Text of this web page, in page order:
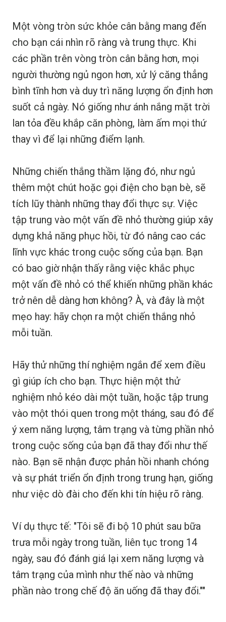
Một vòng tròn sức khỏe cân bằng mang đến
cho bạn cái nhìn rõ ràng và trung thực. Khi
các phần trên vòng tròn cân bằng hơn, mọi
người thường ngủ ngon hơn, xử lý căng thẳng
bình tĩnh hơn và duy trì năng lượng ổn định hơn
suốt cả ngày. Nó giống như ánh nắng mặt trời
lan tỏa đều khắp căn phòng, làm ấm mọi thứ
thay vì để lại những điểm lạnh.
Những chiến thắng thầm lặng đó, như ngủ
thêm một chút hoặc gọi điện cho bạn bè, sẽ
tích lũy thành những thay đổi thực sự. Việc
tập trung vào một vấn đề nhỏ thường giúp xây
dựng khả năng phục hồi, từ đó nâng cao các
lĩnh vực khác trong cuộc sống của bạn. Bạn
có bao giờ nhận thấy rằng việc khắc phục
một vấn đề nhỏ có thể khiến những phần khác
trở nên dễ dàng hơn không? À, và đây là một
mẹo hay: hãy chọn ra một chiến thắng nhỏ
mỗi tuần.
Hãy thử những thí nghiệm ngắn để xem điều
gì giúp ích cho bạn. Thực hiện một thử
nghiệm nhỏ kéo dài một tuần, hoặc tập trung
vào một thói quen trong một tháng, sau đó để
ý xem năng lượng, tâm trạng và từng phần nhỏ
trong cuộc sống của bạn đã thay đổi như thế
nào. Bạn sẽ nhận được phản hồi nhanh chóng
và sự phát triển ổn định trong trung hạn, giống
như việc dò đài cho đến khi tín hiệu rõ ràng.
Ví dụ thực tế: "Tôi sẽ đi bộ 10 phút sau bữa
trưa mỗi ngày trong tuần, liên tục trong 14
ngày, sau đó đánh giá lại xem năng lượng và
tâm trạng của mình như thế nào và những
phần nào trong chế độ ăn uống đã thay đổi.""